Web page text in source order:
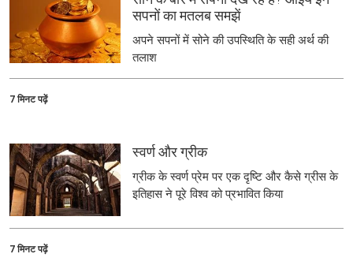
सपनों का मतलब समझें
अपने सपनों में सोने की उपस्थिति के सही अर्थ की
तलाश
7 मिनट पढ़ें
स्वर्ण और ग्रीक
ग्रीक के स्वर्ण प्रेम पर एक दृष्टि और कैसे ग्रीस के
इतिहास ने पूरे विश्व को प्रभावित किया
7 मिनट पढ़ें